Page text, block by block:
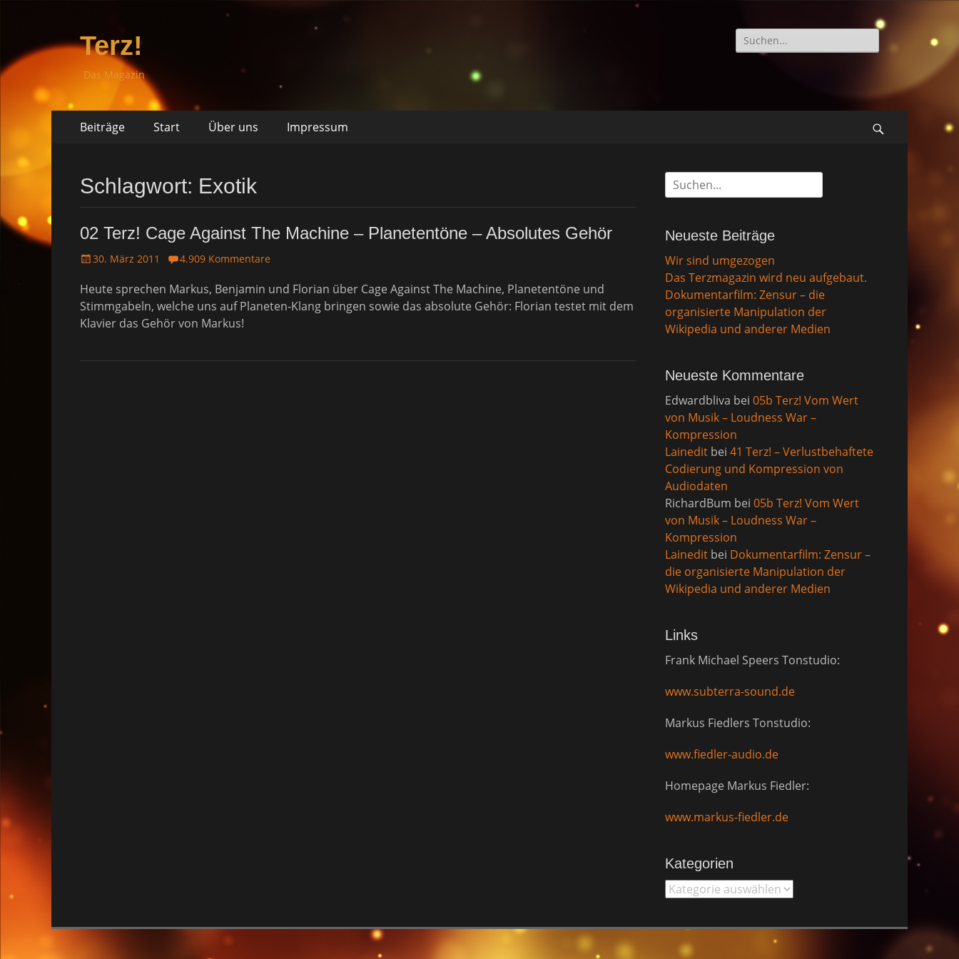
Terz!
Das Magazin
Suche
nach:
Primäres
Springe
zum
Beiträge Start Über uns Impressum
Schlagwort: Exotik
02 Terz! Cage Against The Machine – Planetentöne – Absolutes Gehör
P
s
t
e
n
30. März 2011 4.909 Kommentare
Heute sprechen Markus, Benjamin und Florian über Cage Against The Machine, Planetentöne und
Stimmgabeln, welche uns auf Planeten-Klang bringen sowie das absolute Gehör: Florian testet mit dem
Klavier das Gehör von Markus!
Suche
nach:
Neueste Beiträge
Wir sind umgezogen
Das Terzmagazin wird neu aufgebaut.
Dokumentarfilm: Zensur – die
organisierte Manipulation der
Wikipedia und anderer Medien
Neueste Kommentare
Edwardbliva bei 05b Terz! Vom Wert
von Musik – Loudness War –
Kompression
Lainedit bei 41 Terz! – Verlustbehaftete
Codierung und Kompression von
Audiodaten
RichardBum bei 05b Terz! Vom Wert
von Musik – Loudness War –
Kompression
Lainedit bei Dokumentarfilm: Zensur –
die organisierte Manipulation der
Wikipedia und anderer Medien
Links
Frank Michael Speers Tonstudio:
www.subterra-sound.de
Markus Fiedlers Tonstudio:
www.fiedler-audio.de
Homepage Markus Fiedler:
www.markus-fiedler.de
Kategorien
Kategorien